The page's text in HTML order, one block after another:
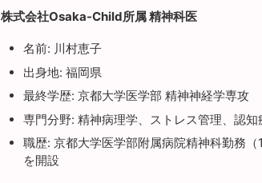
株式会社Osaka-Child所属 精神科医
名前: 川村恵子
出身地: 福岡県
最終学歴: 京都大学医学部 精神神経学専攻
専門分野: 精神病理学、ストレス管理、認知
職歴: 京都大学医学部附属病院精神科勤務
を開設